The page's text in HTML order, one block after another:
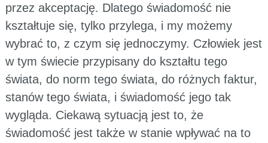
przez akceptację. Dlatego świadomość nie
kształtuje się, tylko przylega, i my możemy
wybrać to, z czym się jednoczymy. Człowiek jest
w tym świecie przypisany do kształtu tego
świata, do norm tego świata, do różnych faktur,
stanów tego świata, i świadomość jego tak
wygląda. Ciekawą sytuacją jest to, że
świadomość jest także w stanie wpływać na to